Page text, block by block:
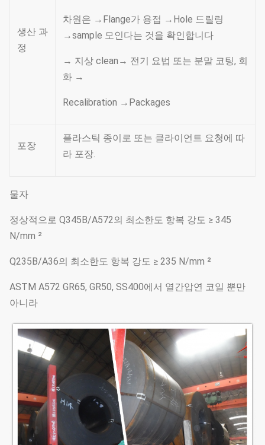
생산 과
정
차원은 →Flange가 용접 →Hole 드릴링
→sample 모인다는 것을 확인합니다
→ 지상 clean→ 전기 요법 또는 분말 코팅, 회
화 →
Recalibration →Packages
포장
플라스틱 종이로 또는 클라이언트 요청에 따
라 포장.
물자
정상적으로 Q345B/A572의 최소한도 항복 강도 ≥ 345
N/mm ²
Q235B/A36의 최소한도 항복 강도 ≥ 235 N/mm ²
ASTM A572 GR65, GR50, SS400에서 열간압연 코일 뿐만
아니라